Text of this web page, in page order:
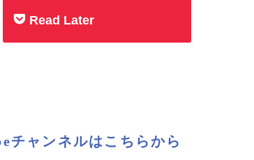
Read Later
チャンネルはこちらから